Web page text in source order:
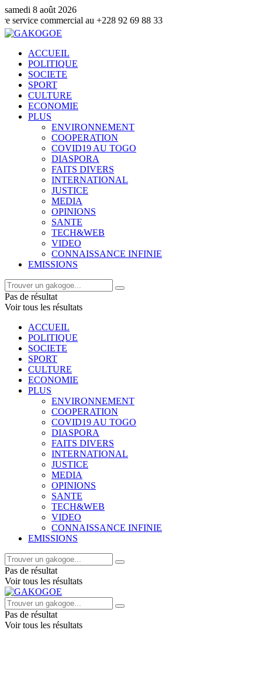
samedi 8 août 2026
au +228 92 69 88 33
ACCUEIL
POLITIQUE
SOCIETE
SPORT
CULTURE
ECONOMIE
PLUS
ENVIRONNEMENT
COOPERATION
COVID19 AU TOGO
DIASPORA
FAITS DIVERS
INTERNATIONAL
JUSTICE
MEDIA
OPINIONS
SANTE
TECH&WEB
VIDEO
CONNAISSANCE INFINIE
EMISSIONS
Pas de résultat
Voir tous les résultats
ACCUEIL
POLITIQUE
SOCIETE
SPORT
CULTURE
ECONOMIE
PLUS
ENVIRONNEMENT
COOPERATION
COVID19 AU TOGO
DIASPORA
FAITS DIVERS
INTERNATIONAL
JUSTICE
MEDIA
OPINIONS
SANTE
TECH&WEB
VIDEO
CONNAISSANCE INFINIE
EMISSIONS
Pas de résultat
Voir tous les résultats
Pas de résultat
Voir tous les résultats